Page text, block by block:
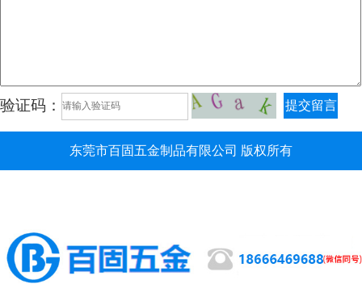
验证码： 提交留言
东莞市百固五金制品有限公司 版权所有